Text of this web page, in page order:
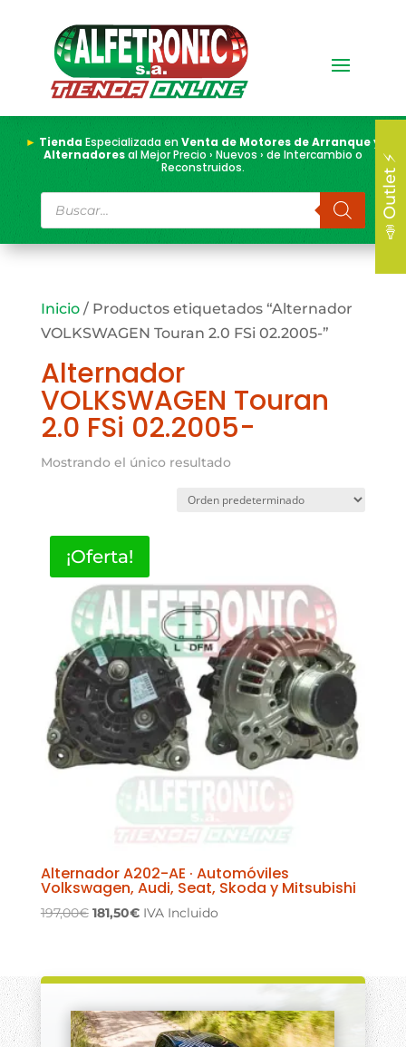
► TiendaEspecializada enVenta de Motores de Arranque y
Alternadoresal Mejor Precio › Nuevos › de Intercambio o
Reconstruidos.
Búsqueda
de
productos
Inicio/ Productos etiquetados “Alternador
VOLKSWAGEN Touran 2.0 FSi 02.2005-”
Alternador
VOLKSWAGEN Touran
2.0 FSi 02.2005-
Mostrando el único resultado
¡Oferta!
Alternador A202-AE · Automóviles
Volkswagen, Audi, Seat, Skoda y Mitsubishi
197,00€ El
era:
181,50€El
es:
IVA Incluido
📣 Outlet ⚡